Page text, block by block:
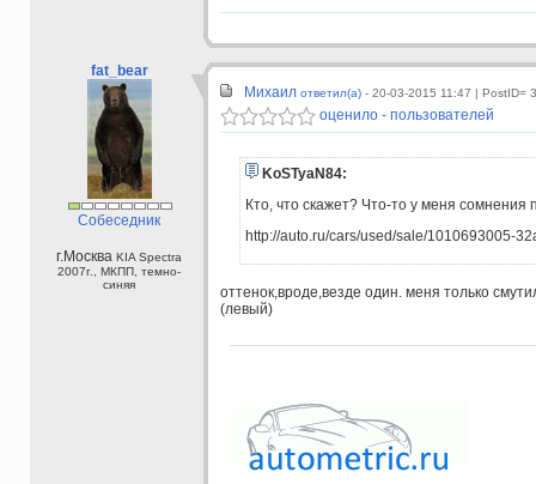
fat_bear
Собеседник
г.Москва KIA Spectra
2007г., МКПП, темно-
синяя
Михаил ответил(а) - 20-03-2015 11:47 | PostID=
оценило - пользователей
KoSTyaN84:
Кто, что скажет? Что-то у меня сомнения
http://auto.ru/cars/used/sale/1010693005-
оттенок,вроде,везде один. меня только
(левый)